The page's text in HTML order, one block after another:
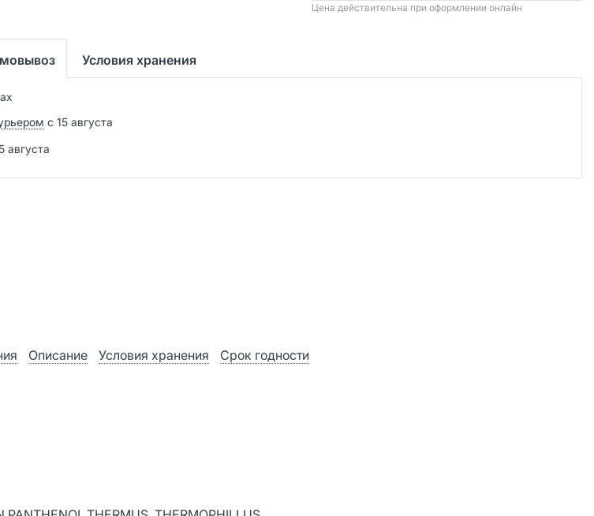
Цена действительна при оформлении онлайн
Условия хранения
с 15 августа
августа
Описание Условия хранения Срок годности